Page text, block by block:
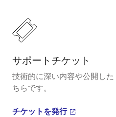
サポートチケット
技術的に深い内容や公開し
ちらです。
チケットを発行